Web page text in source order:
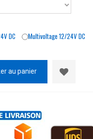
DC Multivoltage 12/24V DC
au panier